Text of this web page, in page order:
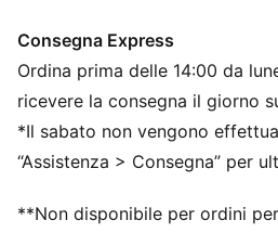
Consegna Express
Ordina prima delle 14:00 da
ricevere la consegna il giorno
*Il sabato non vengono
“Assistenza > Consegna” per
**Non disponibile per ordini